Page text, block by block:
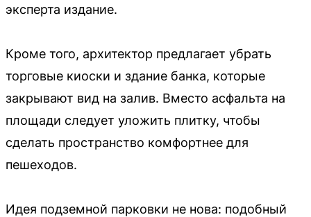
эксперта издание.
Кроме того, архитектор предлагает убрать
торговые киоски и здание банка, которые
закрывают вид на залив. Вместо асфальта на
площади следует уложить плитку, чтобы
сделать пространство комфортнее для
пешеходов.
Идея подземной парковки не нова: подобный